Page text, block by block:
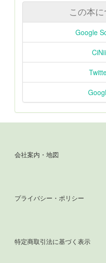
この本
Google
会社案内・地図
プライバシー・ポリシー
特定商取引法に基づく表示